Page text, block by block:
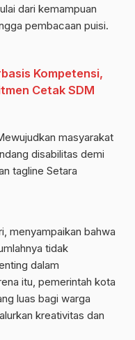
dari kemampuan
pembacaan puisi.
Kompetensi,
Cetak SDM
masyarakat
disabilitas demi
tagline Setara
menyampaikan bahwa
tidak
dalam
itu, pemerintah kota
luas bagi warga
kreativitas dan